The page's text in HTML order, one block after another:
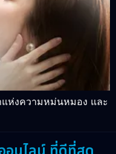
แห่งความหม่นหมอง และ